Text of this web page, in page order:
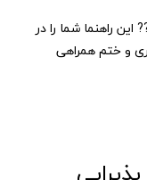
راهنما شما را در
و ختم همراهی